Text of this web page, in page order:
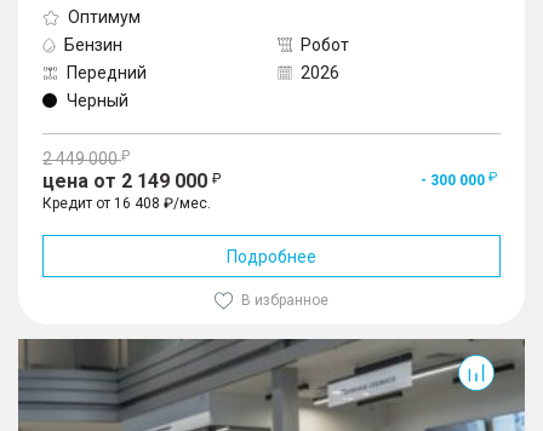
Оптимум
Бензин
Робот
Передний
2026
Черный
2 449 000
цена от 2 149 000
- 300 000
Кредит от 16 408 ₽/мес.
Подробнее
В избранное